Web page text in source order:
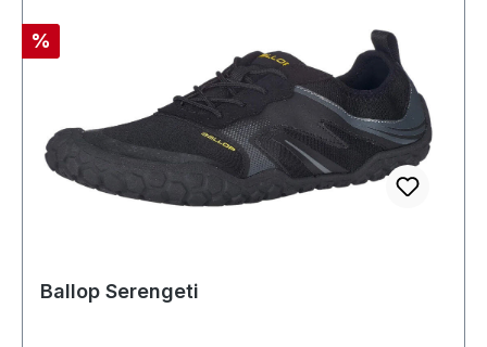
Rabatt
%
Ballop Serengeti